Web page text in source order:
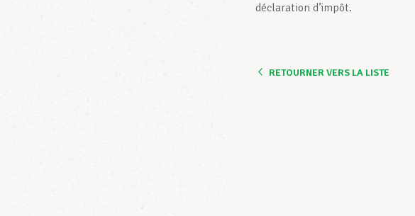
déclaration d’impôt.
RETOURNER VERS LA LISTE